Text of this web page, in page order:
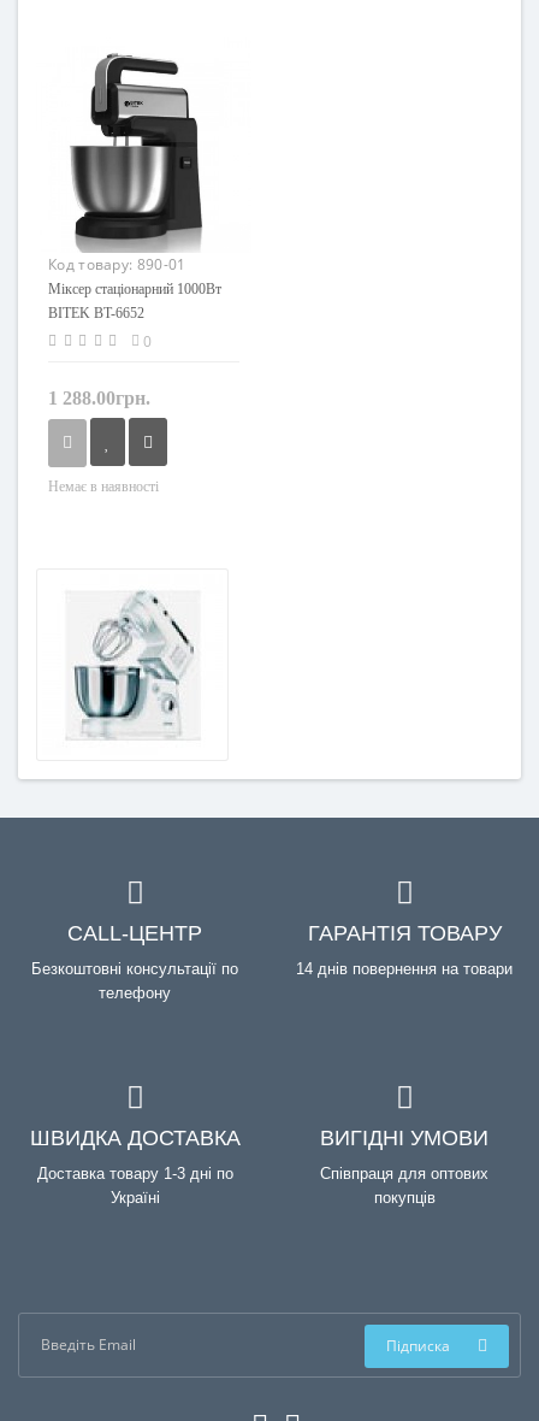
Код товару: 890-01
Міксер стаціонарний 1000Вт
BITEK BT-6652
0
1 288.00грн.
Немає в наявності
CALL-ЦЕНТР
Безкоштовні консультації по
телефону
ГАРАНТІЯ ТОВАРУ
14 днів повернення на товари
ШВИДКА ДОСТАВКА
Доставка товару 1-3 дні по
Україні
ВИГІДНІ УМОВИ
Співпраця для оптових
покупців
Підписка